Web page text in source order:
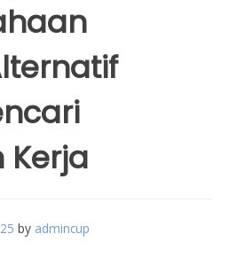
Kerja
by admincup